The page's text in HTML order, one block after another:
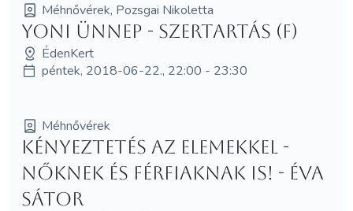
Méhnővérek, Pozsgai Nikoletta
Yoni Ünnep - szertartás (F)
ÉdenKert
péntek, 2018-06-22., 22:00 - 23:30
Méhnővérek
Kényeztetés az elemekkel -
nőknek és férfiaknak is! - Éva
Sátor